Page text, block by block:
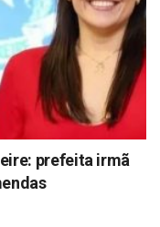
prefeita irmã